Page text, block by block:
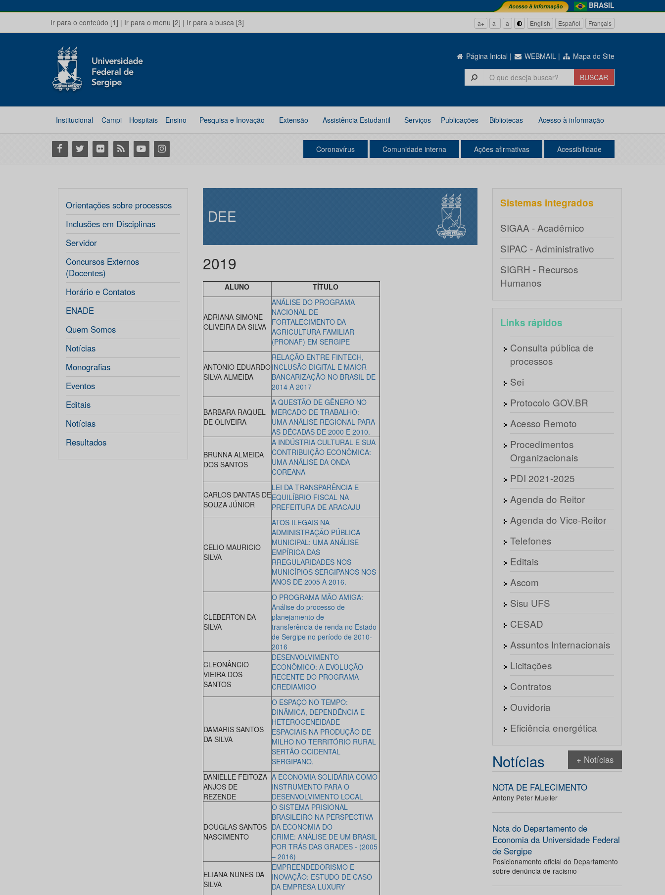
BRASIL
Ir para o conteúdo [1] | Ir para o menu [2] | Ir para a busca [3] a+ a- a English Español Français
Página Inicial | WEBMAIL | Mapa do Site
Institucional Campi Hospitais Ensino Pesquisa e Inovação Extensão Assistência Estudantil Serviços Publicações Bibliotecas Acesso à informação
Facebook
Twitter Flickr RSS YoutubeInstagram Coronavírus Comunidade interna Ações afirmativas Acessibilidade
Orientações sobre processos
Inclusões em Disciplinas
Servidor
Concursos Externos
(Docentes)
Horário e Contatos
ENADE
Quem Somos
Notícias
Monografias
Eventos
Editais
Notícias
Resultados
DEE
2019
ALUNO TÍTULO
ADRIANA SIMONE
OLIVEIRA DA SILVA
ANÁLISE DO PROGRAMA
NACIONAL DE
FORTALECIMENTO DA
AGRICULTURA FAMILIAR
(PRONAF) EM SERGIPE
ANTONIO EDUARDO
SILVA ALMEIDA
RELAÇÃO ENTRE FINTECH,
INCLUSÃO DIGITAL E MAIOR
BANCARIZAÇÃO NO BRASIL DE
2014 A 2017
BARBARA RAQUEL
DE OLIVEIRA
A QUESTÃO DE GÊNERO NO
MERCADO DE TRABALHO:
UMA ANÁLISE REGIONAL PARA
AS DÉCADAS DE 2000 E 2010.
BRUNNA ALMEIDA
DOS SANTOS
A INDÚSTRIA CULTURAL E SUA
CONTRIBUIÇÃO ECONÔMICA:
UMA ANÁLISE DA ONDA
COREANA
CARLOS DANTAS DE
SOUZA JÚNIOR
LEI DA TRANSPARÊNCIA E
EQUILÍBRIO FISCAL NA
PREFEITURA DE ARACAJU
CELIO MAURICIO
SILVA
ATOS ILEGAIS NA
ADMINISTRAÇÃO PÚBLICA
MUNICIPAL: UMA ANÁLISE
EMPÍRICA DAS
RREGULARIDADES NOS
MUNICÍPIOS SERGIPANOS NOS
ANOS DE 2005 A 2016.
CLEBERTON DA
SILVA
O PROGRAMA MÃO AMIGA:
Análise do processo de
planejamento de
transferência de renda no Estado
de Sergipe no período de 2010-
2016
CLEONÂNCIO
VIEIRA DOS
SANTOS
DESENVOLVIMENTO
ECONÔMICO: A EVOLUÇÃO
RECENTE DO PROGRAMA
CREDIAMIGO
DAMARIS SANTOS
DA SILVA
O ESPAÇO NO TEMPO:
DINÂMICA, DEPENDÊNCIA E
HETEROGENEIDADE
ESPACIAIS NA PRODUÇÃO DE
MILHO NO TERRITÓRIO RURAL
SERTÃO OCIDENTAL
SERGIPANO.
DANIELLE FEITOZA
ANJOS DE
REZENDE
A ECONOMIA SOLIDÁRIA COMO
INSTRUMENTO PARA O
DESENVOLVIMENTO LOCAL
DOUGLAS SANTOS
NASCIMENTO
O SISTEMA PRISIONAL
BRASILEIRO NA PERSPECTIVA
DA ECONOMIA DO
CRIME: ANÁLISE DE UM BRASIL
POR TRÁS DAS GRADES - (2005
– 2016)
ELIANA NUNES DA
SILVA
EMPREENDEDORISMO E
INOVAÇÃO: ESTUDO DE CASO
DA EMPRESA LUXURY
Sistemas integrados
SIGAA - Acadêmico
SIPAC - Administrativo
SIGRH - Recursos
Humanos
Links rápidos
Consulta pública de
processos
Sei
Protocolo GOV.BR
Acesso Remoto
Procedimentos
Organizacionais
PDI 2021-2025
Agenda do Reitor
Agenda do Vice-Reitor
Telefones
Editais
Ascom
Sisu UFS
CESAD
Assuntos Internacionais
Licitações
Contratos
Ouvidoria
Eficiência energética
Notícias + Notícias
NOTA DE FALECIMENTO
Antony Peter Mueller
Nota do Departamento de
Economia da Universidade Federal
de Sergipe
Posicionamento oficial do Departamento
sobre denúncia de racismo